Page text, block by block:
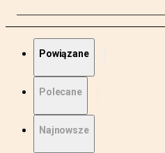
Powiązane
Polecane
Najnowsze